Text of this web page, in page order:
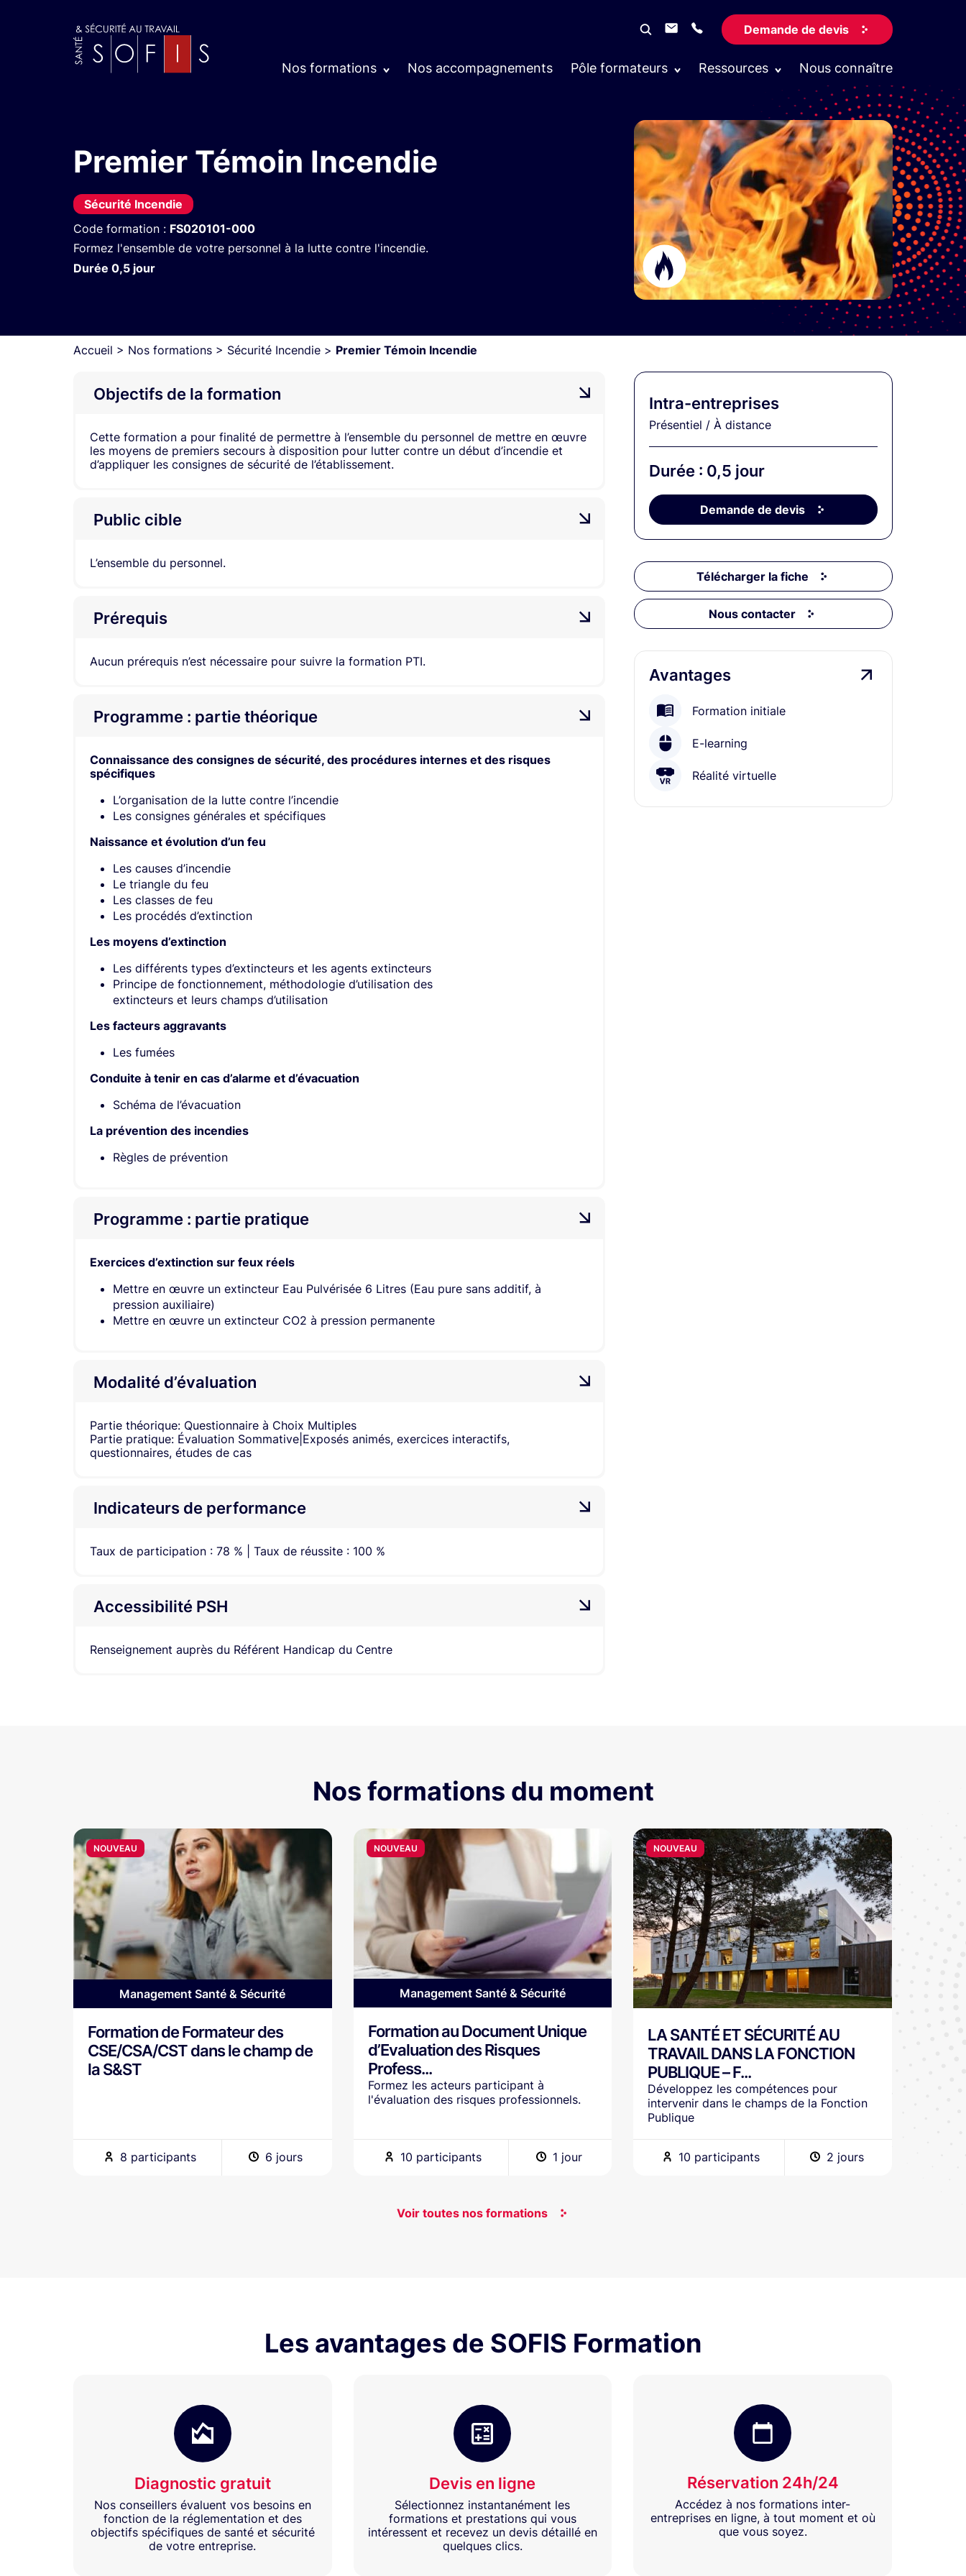
Demande de devis
Nos formations Nos accompagnements Pôle formateurs Nous connaître
Ressources
Premier Témoin Incendie
Sécurité Incendie
Code formation : FS020101-000
Formez l'ensemble de votre personnel à la lutte contre l'incendie.
Durée 0,5 jour
Accueil > Nos formations > Sécurité Incendie > Premier Témoin Incendie
Objectifs de la formation
Cette formation a pour finalité de permettre à l’ensemble du personnel de mettre en œuvre
les moyens de premiers secours à disposition pour lutter contre un début d’incendie et
d’appliquer les consignes de sécurité de l’établissement.
Public cible
L’ensemble du personnel.
Prérequis
Aucun prérequis n’est nécessaire pour suivre la formation PTI.
Programme : partie théorique
Connaissance des consignes de sécurité, des procédures internes et des risques
spécifiques
L’organisation de la lutte contre l’incendie
Les consignes générales et spécifiques
Naissance et évolution d’un feu
Les causes d’incendie
Le triangle du feu
Les classes de feu
Les procédés d’extinction
Les moyens d’extinction
Les différents types d’extincteurs et les agents extincteurs
Principe de fonctionnement, méthodologie d’utilisation des
extincteurs et leurs champs d’utilisation
Les facteurs aggravants
Les fumées
Conduite à tenir en cas d’alarme et d’évacuation
Schéma de l’évacuation
La prévention des incendies
Règles de prévention
Programme : partie pratique
Exercices d’extinction sur feux réels
Mettre en œuvre un extincteur Eau Pulvérisée 6 Litres (Eau pure sans additif, à
pression auxiliaire)
Mettre en œuvre un extincteur CO2 à pression permanente
Modalité d’évaluation
Partie théorique: Questionnaire à Choix Multiples
Partie pratique: Évaluation Sommative|Exposés animés, exercices interactifs,
questionnaires, études de cas
Indicateurs de performance
Taux de participation : 78 % | Taux de réussite : 100 %
Accessibilité PSH
Renseignement auprès du Référent Handicap du Centre
Intra-entreprises
Présentiel / À distance
Durée : 0,5 jour
Demande de devis
Télécharger la fiche
Nous contacter
Avantages
Formation initiale
E-learning
Réalité virtuelle
Nos formations du moment
NOUVEAU
Management Santé & Sécurité
Formation de Formateur des
CSE/CSA/CST dans le champ de
la S&ST
8 participants 6 jours
NOUVEAU
Management Santé & Sécurité
Formation au Document Unique
d’Evaluation des Risques
Profess...
Formez les acteurs participant à
l'évaluation des risques professionnels.
10 participants 1 jour
NOUVEAU
LA SANTÉ ET SÉCURITÉ AU
TRAVAIL DANS LA FONCTION
PUBLIQUE – F...
Développez les compétences pour
intervenir dans le champs de la Fonction
Publique
10 participants 2 jours
Voir toutes nos formations
Les avantages de SOFIS Formation
Diagnostic gratuit
Nos conseillers évaluent vos besoins en
fonction de la réglementation et des
objectifs spécifiques de santé et sécurité
de votre entreprise.
Devis en ligne
Sélectionnez instantanément les
formations et prestations qui vous
intéressent et recevez un devis détaillé en
quelques clics.
Réservation 24h/24
Accédez à nos formations inter-
entreprises en ligne, à tout moment et où
que vous soyez.